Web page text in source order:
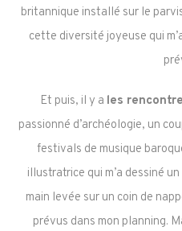
britannique installé sur le
cette diversité joyeuse qui
Et puis, il y a les
passionné d’archéologie, un
festivals de musique
illustratrice qui m’a dessiné
main levée sur un coin de
prévus dans mon planning.